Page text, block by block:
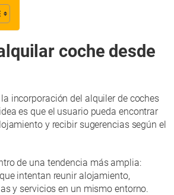
coche desde
incorporación del alquiler de coches
es que el usuario pueda encontrar
y recibir sugerencias según el
de una tendencia más amplia:
intentan reunir alojamiento,
y servicios en un mismo entorno.